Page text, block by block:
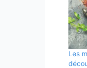
Les